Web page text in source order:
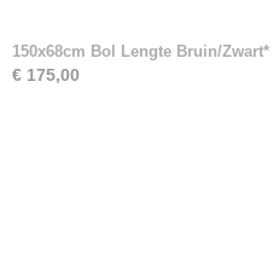
150x68cm Bol Lengte Bruin/Zwart*
€ 175,00